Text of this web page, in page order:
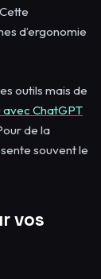
d’ergonomie
outils mais de
ChatGPT
de la
souvent le
vos